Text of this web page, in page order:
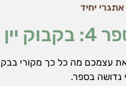
יחיד
יין
עצמכם מה כל כך מקורי
נדושה בספר.